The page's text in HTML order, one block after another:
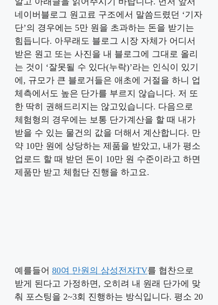
네이버블로그 원고료 구조에서 말씀드렸던 ‘기자
단’의 경우에는 5만 원을 초과하는 돈을 받기는
힘듭니다. 아무래도 블로그 시장 자체가 어디서
받은 원고 또는 사진을 내 블로그에 그대로 올리
는 것이 ‘잘못될 수 있다(누락)’라는 인식이 있기
에, 규모가 큰 블로거들은 애초에 거절을 하니 업
체측에서도 높은 단가를 부르지 않습니다. 저 또
한 딱히 권해드리지는 않고있습니다. 다음으로
체험형의 경우에는 보통 단가계산을 할 때 내가
받을 수 있는 물건의 값을 더해서 계산합니다. 만
약 10만 원에 상당하는 제품을 받았고, 내가 평소
업로드 할 때 받던 돈이 10만 원 수준이라고 하면
제품만 받고 체험단 진행을 하고요.
예를들어 80여 만원의 삼성전자TV를 협찬으로
받게 된다고 가정하면, 오히려 내 원래 단가에 맞
춰 포스팅을 2~3회 진행하는 방식입니다. 평소 20